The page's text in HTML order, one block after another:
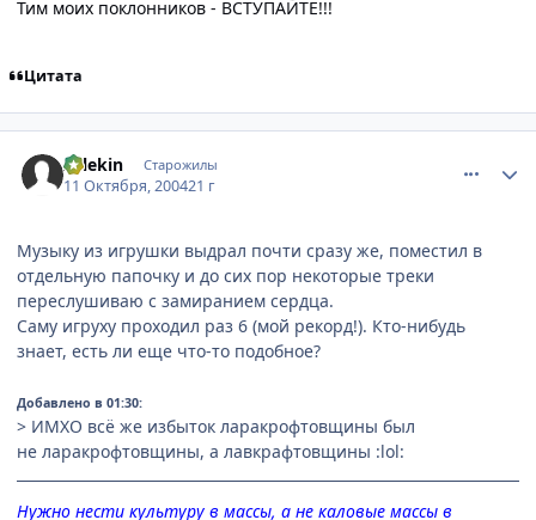
Тим моих поклонников - ВСТУПАЙТЕ!!!
Цитата
Arlekin Старожилы
11 Октября, 200421 г
Музыку из игрушки выдрал почти сразу же, поместил в
отдельную папочку и до сих пор некоторые треки
переслушиваю с замиранием сердца.
Саму игруху проходил раз 6 (мой рекорд!). Кто-нибудь
знает, есть ли еще что-то подобное?
Добавлено в 01:30:
> ИМХО всё же избыток ларакрофтовщины был
не ларакрофтовщины, а лавкрафтовщины :lol:
Нужно нести культуру в массы, а не каловые массы в